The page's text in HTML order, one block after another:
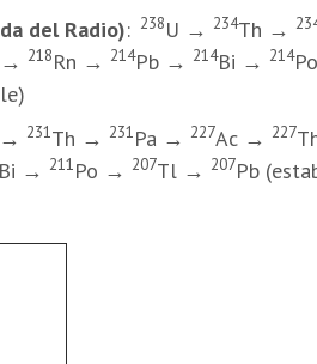
del Radio):238U → 234Th →
218Rn → 214Pb → 214Bi → 214
→ 231Th → 231Pa → 227Ac → 227
Bi → 211Po → 207Tl → 207Pb